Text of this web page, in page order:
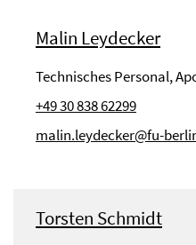
Malin Leydecker
Technisches Personal,
+49 30 838 62299
malin.leydecker@fu-
Torsten Schmidt